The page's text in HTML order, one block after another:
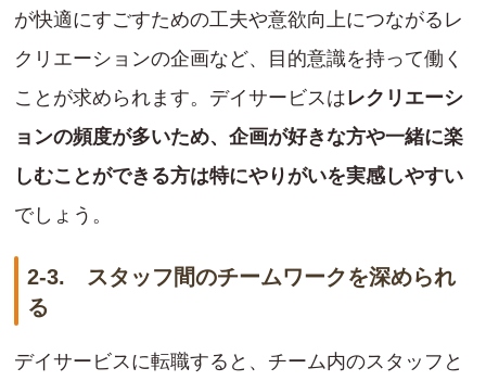
が快適にすごすための工夫や意欲向上につながるレ
クリエーションの企画など、目的意識を持って働く
ことが求められます。デイサービスはレクリエーシ
ョンの頻度が多いため、企画が好きな方や一緒に楽
しむことができる方は特にやりがいを実感しやすい
でしょう。
2-3. スタッフ間のチームワークを深められ
る
デイサービスに転職すると、チーム内のスタッフと